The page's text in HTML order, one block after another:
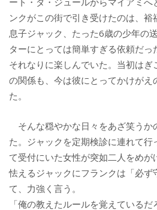
ンクがこの街で引き受けたのは、裕
息子ジャック、たった6歳の少年の
ターにとっては簡単すぎる依頼だ
それなりに楽しんでいた。当初はぎ
の関係も、今は彼にとってかけがえ
た。
そんな穏やかな日々をあざ笑うか
た。ジャックを定期検診に連れて行
て受付にいた女性が突如二人をめが
怯えるジャックにフランクは「必ず
て、力強く言う。
「俺の教えたルールを覚えている